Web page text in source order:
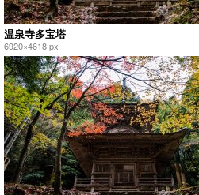
温泉寺多宝塔
6920×4618 px